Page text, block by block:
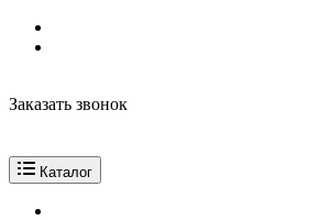
Заказать звонок
Каталог